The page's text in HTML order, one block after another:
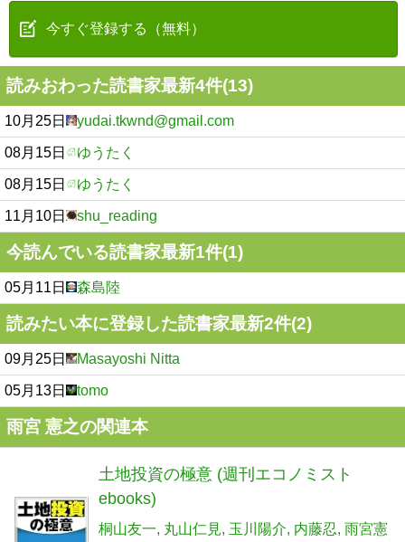
今すぐ登録する（無料）
読みおわった読書家最新4件(13)
10月25日 yudai.tkwnd@gmail.com
08月15日 ゆうたく
08月15日 ゆうたく
11月10日 shu_reading
今読んでいる読書家最新1件(1)
05月11日 森島陸
読みたい本に登録した読書家最新2件(2)
09月25日 Masayoshi Nitta
05月13日 tomo
雨宮 憲之の関連本
土地投資の極意 (週刊エコノミスト
ebooks)
桐山友一 丸山仁見 玉川陽介 内藤忍 雨宮憲